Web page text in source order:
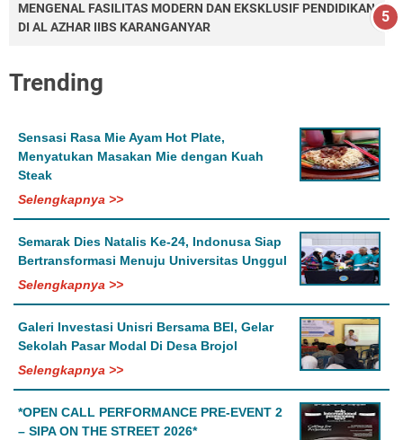
MENGENAL FASILITAS MODERN DAN EKSKLUSIF PENDIDIKAN
DI AL AZHAR IIBS KARANGANYAR
Trending
Sensasi Rasa Mie Ayam Hot Plate,
Menyatukan Masakan Mie dengan Kuah
Steak
Selengkapnya >>
Semarak Dies Natalis Ke-24, Indonusa Siap
Bertransformasi Menuju Universitas Unggul
Selengkapnya >>
Galeri Investasi Unisri Bersama BEI, Gelar
Sekolah Pasar Modal Di Desa Brojol
Selengkapnya >>
*OPEN CALL PERFORMANCE PRE-EVENT 2
– SIPA ON THE STREET 2026*